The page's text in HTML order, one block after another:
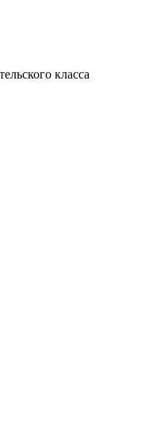
класса